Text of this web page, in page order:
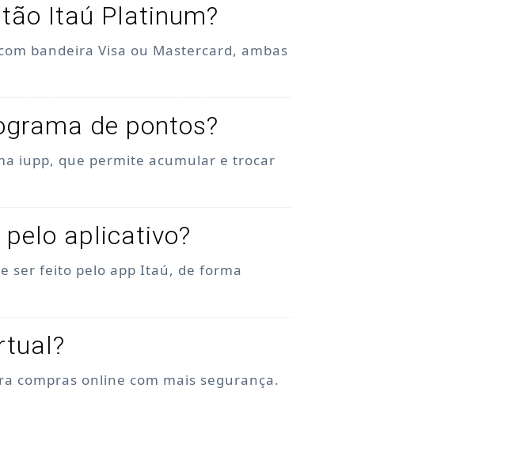
Itaú Platinum?
bandeira Visa ou Mastercard, ambas
de pontos?
iupp, que permite acumular e trocar
aplicativo?
ser feito pelo app Itaú, de forma
compras online com mais segurança.